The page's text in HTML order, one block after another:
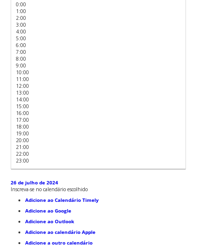
0:00
1:00
2:00
3:00
4:00
5:00
6:00
7:00
8:00
9:00
10:00
11:00
12:00
13:00
14:00
15:00
16:00
17:00
18:00
19:00
20:00
21:00
22:00
23:00
26 de julho de 2024
Inscreva-se no calendário escolhido
Adicione ao Calendário Timely
Adicione ao Google
Adicione ao Outlook
Adicione ao calendário Apple
Adicione a outro calendário